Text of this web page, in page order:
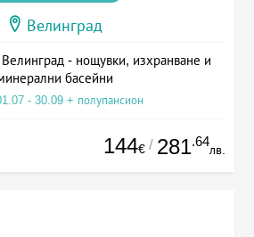
Велинград
- нощувки, изхранване и
басейни
- 30.09 + полупансион
144€ / 281.64
лв.